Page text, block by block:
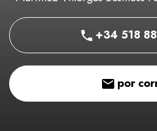
+34 518
por